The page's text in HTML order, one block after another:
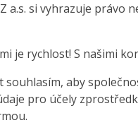
a.s. si vyhrazuje
je rychlost! S našimi
aby
pro účely